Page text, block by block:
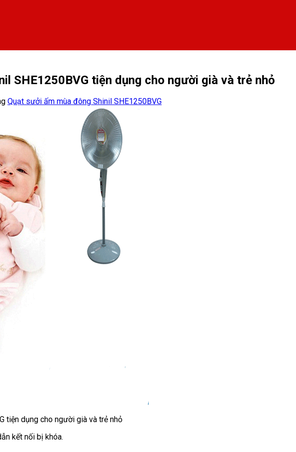
SHE1250BVG tiện dụng cho người già và trẻ nhỏ
Quạt sưởi ấm mùa đông Shinil SHE1250BVG
tiện dụng cho người già và trẻ nhỏ
kết nối bị khóa.